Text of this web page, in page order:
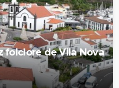
folclore de Vila Nova